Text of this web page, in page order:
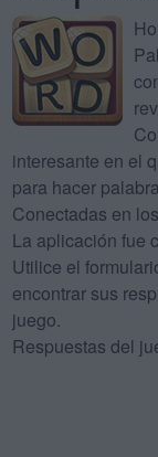
interesante en el
para hacer
Conectadas en
La aplicación fue
Utilice el
encontrar sus
juego.
Respuestas del